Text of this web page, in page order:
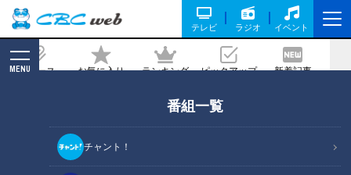
テレビ ラジオ イベント
ニュース お気に入り ランキング ピックアップ 新着記事
MENU
番組一覧
チャント！
広きしめんが楽しめる「天むす処 けし
き.」